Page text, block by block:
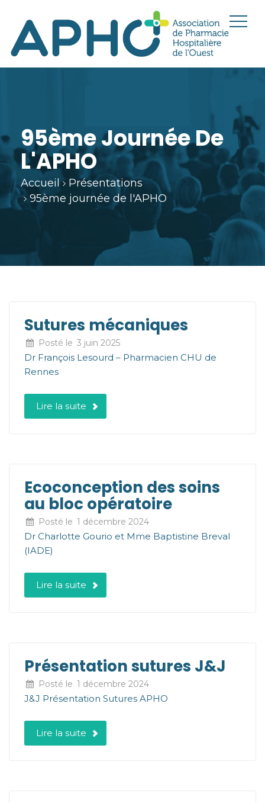
95ème Journée De
L'APHO
Accueil
Présentations
95ème journée de l'APHO
Sutures mécaniques
Posté le 3 juin 2025
Dr François Lesourd – Pharmacien CHU de
Rennes
Lire la suite
Ecoconception des soins
au bloc opératoire
Posté le 1 décembre 2024
Dr Charlotte Gourio et Mme Baptistine Breval
(IADE)
Lire la suite
Présentation sutures J&J
Posté le 1 décembre 2024
J&J Présentation Sutures APHO
Lire la suite